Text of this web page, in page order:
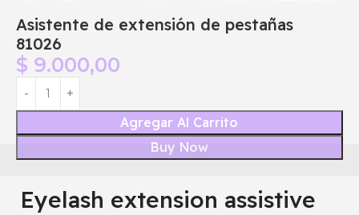
Asistente de extensión de pestañas
81026
$ 9.000,00
Agregar Al Carrito
Buy Now
Eyelash extension assistive